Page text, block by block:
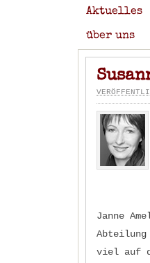
Aktuelles
über uns
Janne
Abteilung
viel auf